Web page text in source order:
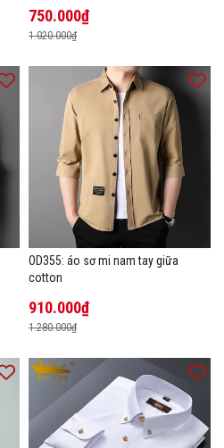
750.000₫
1.020.000₫
OD355: áo sơ mi nam tay giữa
cotton
910.000₫
1.280.000₫